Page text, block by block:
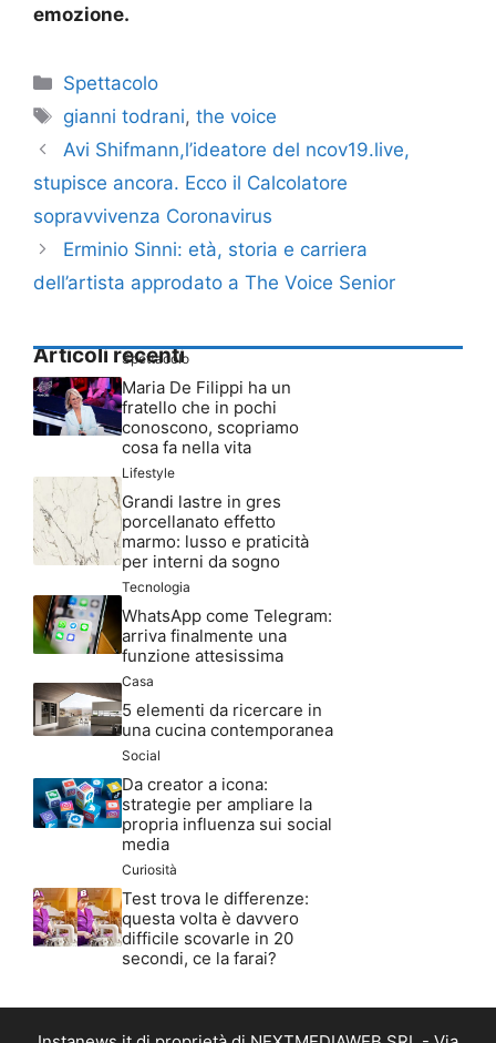
emozione.
Categorie
Spettacolo
Tag
gianni todrani,the voice
Avi Shifmann,l’ideatore del ncov19.live,
stupisce ancora. Ecco il Calcolatore
sopravvivenza Coronavirus
Erminio Sinni: età, storia e carriera
dell’artista approdato a The Voice Senior
Articoli recenti
Spettacolo
Maria De Filippi ha un
fratello che in pochi
conoscono, scopriamo
cosa fa nella vita
Lifestyle
Grandi lastre in gres
porcellanato effetto
marmo: lusso e praticità
per interni da sogno
Tecnologia
WhatsApp come Telegram:
arriva finalmente una
funzione attesissima
Casa
5 elementi da ricercare in
una cucina contemporanea
Social
Da creator a icona:
strategie per ampliare la
propria influenza sui social
media
Curiosità
Test trova le differenze:
questa volta è davvero
difficile scovarle in 20
secondi, ce la farai?